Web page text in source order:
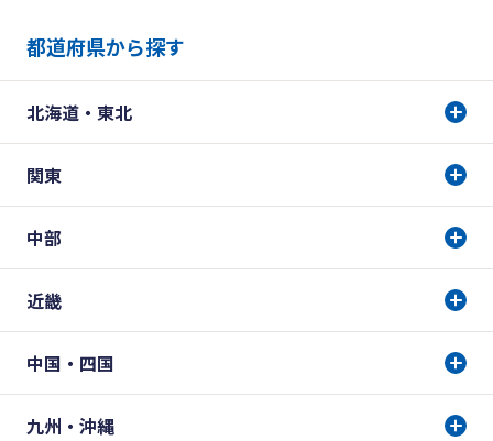
都道府県から探す
北海道・東北
関東
中部
近畿
中国・四国
九州・沖縄